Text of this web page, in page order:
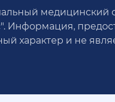
медицинский
Информация,
характер и не